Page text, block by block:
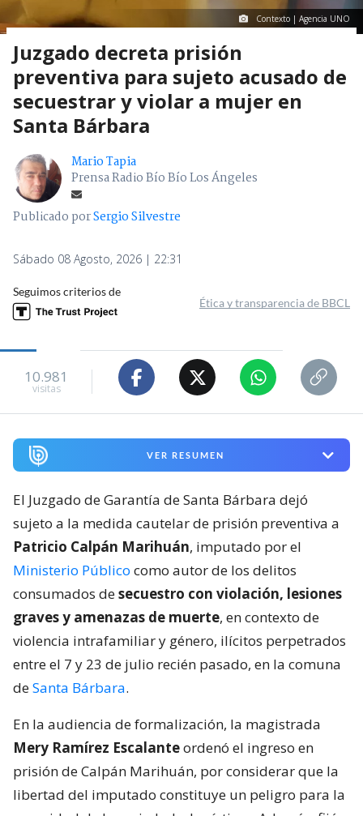
Contexto | Agencia UNO
Juzgado decreta prisión
preventiva para sujeto acusado de
secuestrar y violar a mujer en
Santa Bárbara
Mario Tapia
Prensa Radio Bío Bío Los Ángeles
Publicado porSergio Silvestre
Sábado 08 Agosto, 2026 | 22:31
Seguimos criterios de
Ética y transparencia de BBCL
10.981
visitas
VER RESUMEN
El Juzgado de Garantía de Santa Bárbara dejó
sujeto a la medida cautelar de prisión preventiva a
Patricio Calpán Marihuán, imputado por el
Ministerio Público como autor de los delitos
consumados desecuestro con violación, lesiones
graves y amenazas de muerte, en contexto de
violencia intrafamiliar y género, ilícitos perpetrados
entre el 7 y 23 de julio recién pasado, en la comuna
deSanta Bárbara.
En la audiencia de formalización, la magistrada
Mery Ramírez Escalanteordenó el ingreso en
prisión de Calpán Marihuán, por considerar que la
libertad del imputado constituye un peligro para la